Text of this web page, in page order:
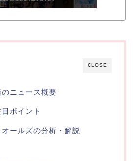
CLOSE
ニュース概要
ポイント
オールズの分析・解説